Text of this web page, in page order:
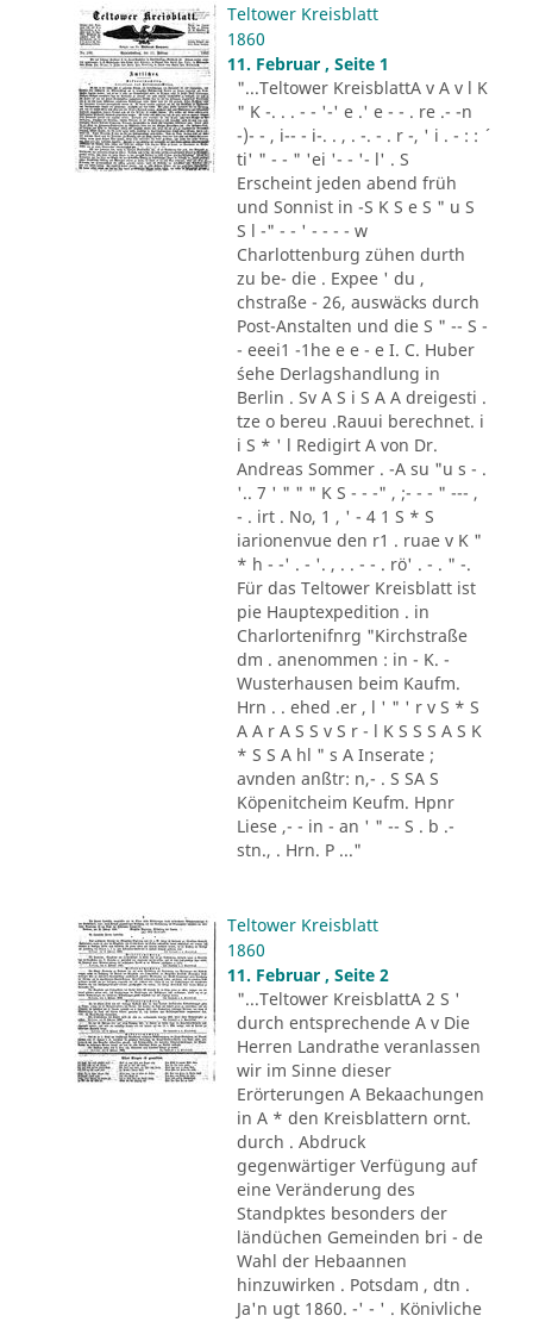
Teltower Kreisblatt
1860
11. Februar , Seite 1
"...Teltower KreisblattA v A v l K
" K -. . . - - '-' e .' e - - . re .- -n
-)- - , i-- - i-. . , . -. - . r -, ' i . - : : ´
ti' " - - " 'ei '- - '- l' . S
Erscheint jeden abend früh
und Sonnist in -S K S e S " u S
S l -" - - ' - - - - w
Charlottenburg zühen durth
zu be- die . Expee ' du ,
chstraße - 26, auswäcks durch
Post-Anstalten und die S " -- S -
- eeei1 -1he e e - e I. C. Huber
´sehe Derlagshandlung in
Berlin . Sv A S i S A A dreigesti .
tze o bereu .Rauui berechnet. i
i S * ' l Redigirt A von Dr.
Andreas Sommer . -A su "u s - .
'.. 7 ' " " " K S - - -" , ;- - - " --- ,
- . irt . No, 1 , ' - 4 1 S * S
iarionenvue den r1 . ruae v K "
* h - -' . - '. , . . - - . rö' . - . " -.
Für das Teltower Kreisblatt ist
pie Hauptexpedition . in
Charlortenifnrg "Kirchstraße
dm . anenommen : in - K. -
Wusterhausen beim Kaufm.
Hrn . . ehed .er , l ' " ' r v S * S
A A r A S S v S r - l K S S S A S K
* S S A hl " s A Inserate ;
avnden anßtr: n,- . S SA S
Köpenitcheim Keufm. Hpnr
Liese ,- - in - an ' " -- S . b .-
stn., . Hrn. P ..."
Teltower Kreisblatt
1860
11. Februar , Seite 2
"...Teltower KreisblattA 2 S '
durch entsprechende A v Die
Herren Landrathe veranlassen
wir im Sinne dieser
Erörterungen A Bekaachungen
in A * den Kreisblattern ornt.
durch . Abdruck
gegenwärtiger Verfügung auf
eine Veränderung des
Standpktes besonders der
ländüchen Gemeinden bri - de
Wahl der Hebaannen
hinzuwirken . Potsdam , dtn .
Ja'n ugt 1860. -' - ' . Könivliche